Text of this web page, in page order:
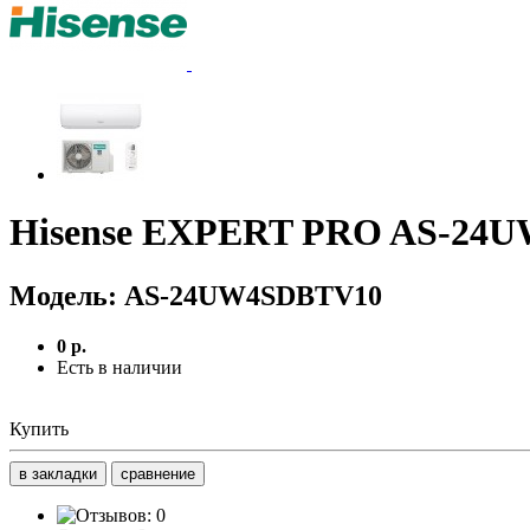
Hisense EXPERT PRO AS-
Модель: AS-24UW4SDBTV10
0 р.
Есть в наличии
Купить
в закладки сравнение